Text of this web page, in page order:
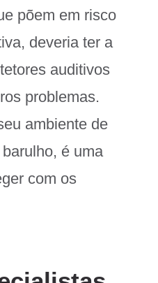
põem em risco
deveria ter a
auditivos
problemas.
ambiente de
é uma
com os